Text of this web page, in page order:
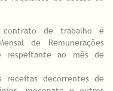
de trabalho é
de Remunerações
respeitante ao mês de
receitas decorrentes de